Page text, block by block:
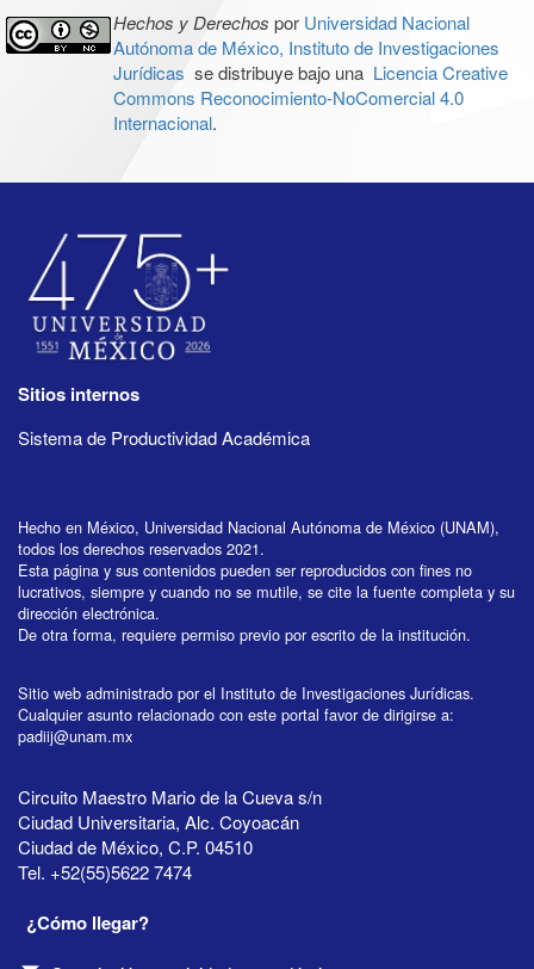
Hechos y Derechos por Universidad Nacional
Autónoma de México, Instituto de Investigaciones
Jurídicas se distribuye bajo una Licencia Creative
Commons Reconocimiento-NoComercial 4.0
Internacional.
Sitios internos
Sistema de Productividad Académica
Hecho en México, Universidad Nacional Autónoma de México (UNAM),
todos los derechos reservados 2021.
Esta página y sus contenidos pueden ser reproducidos con fines no
lucrativos, siempre y cuando no se mutile, se cite la fuente completa y su
dirección electrónica.
De otra forma, requiere permiso previo por escrito de la institución.
Sitio web administrado por el Instituto de Investigaciones Jurídicas.
Cualquier asunto relacionado con este portal favor de dirigirse a:
padiij@unam.mx
Circuito Maestro Mario de la Cueva s/n
Ciudad Universitaria, Alc. Coyoacán
Ciudad de México, C.P. 04510
Tel. +52(55)5622 7474
¿Cómo llegar?